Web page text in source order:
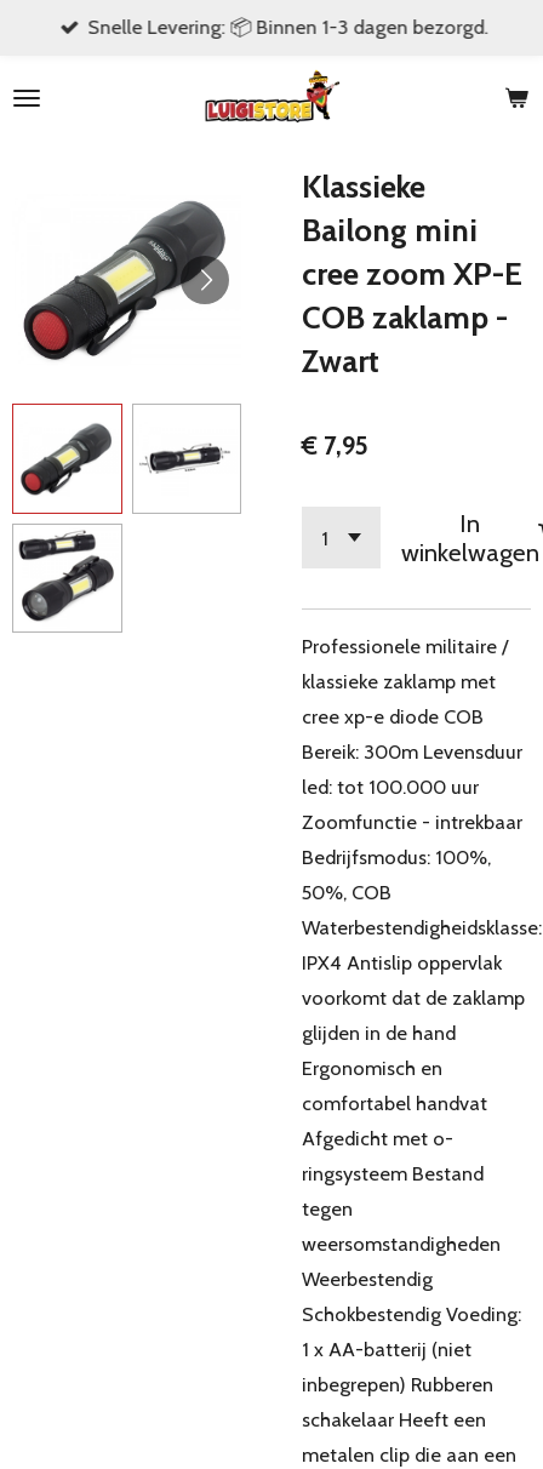
naar
Snelle Levering: 📦 Binnen 1-3 dagen bezorgd.
Klassieke
Bailong mini
cree zoom XP-E
COB zaklamp -
Zwart
€ 7,95
In
winkelwagen
Professionele militaire /
klassieke zaklamp met
cree xp-e diode COB
Bereik: 300m Levensduur
led: tot 100.000 uur
Zoomfunctie - intrekbaar
Bedrijfsmodus: 100%,
50%, COB
Waterbestendigheidsklasse:
IPX4 Antislip oppervlak
voorkomt dat de zaklamp
glijden in de hand
Ergonomisch en
comfortabel handvat
Afgedicht met o-
ringsysteem Bestand
tegen
weersomstandigheden
Weerbestendig
Schokbestendig Voeding:
1 x AA-batterij (niet
inbegrepen) Rubberen
schakelaar Heeft een
metalen clip die aan een